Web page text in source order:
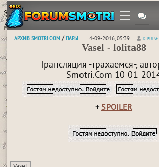
АРХИВ SMOTRI.COM /ПАРЫ 4-09-2016, 05:39 D-PULSE
Vasel - lolita88
Трансляция -трахаемся-,
Smotri.Com 10-01-
+ SPOILER